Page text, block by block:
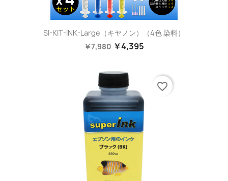
SI-KIT-INK-Large（キヤノン）（4色 染料）
￥7,980 ￥4,395
favorite_border